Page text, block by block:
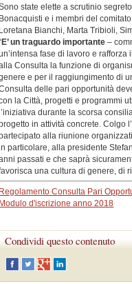
state elette a scrutinio
Bonacquisti e i membri del
Loretana Bianchi, Marta Tribioli,
E’ un traguardo importante –
fase di lavoro e
Consulta la funzione di
e per il raggiungimento di
delle pari opportunità
la Città, progetti e programmi
l’iniziativa durante la scorsa
in attività concrete. Colgo
alla riunione
particolare, alla presidente
passati e che saprà
una cultura di genere, di
Regolamento Consulta Pari
Modulo d'iscrizione anno 2018
Condividi questo contenuto